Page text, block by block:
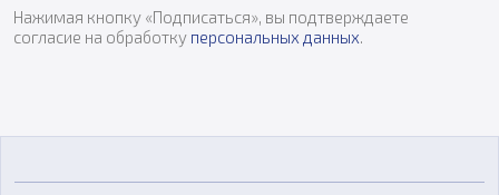
Нажимая кнопку «Подписаться», вы подтверждаете
согласие на обработку персональных данных.